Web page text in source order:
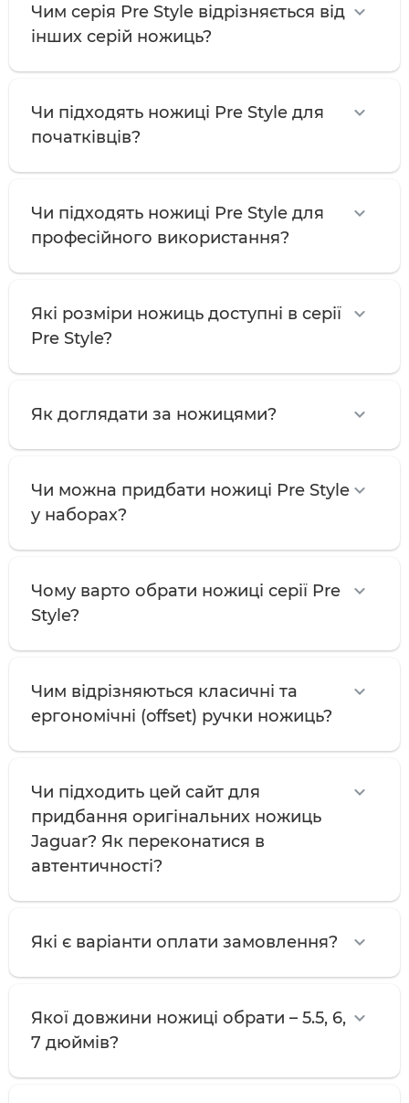
Чим серія Pre Style відрізняється від
інших серій ножиць?
Чи підходять ножиці Pre Style для
початківців?
Чи підходять ножиці Pre Style для
професійного використання?
Які розміри ножиць доступні в серії
Pre Style?
Як доглядати за ножицями?
Чи можна придбати ножиці Pre Style
у наборах?
Чому варто обрати ножиці серії Pre
Style?
Чим відрізняються класичні та
ергономічні (offset) ручки ножиць?
Чи підходить цей сайт для
придбання оригінальних ножиць
Jaguar? Як переконатися в
автентичності?
Які є варіанти оплати замовлення?
Якої довжини ножиці обрати – 5.5, 6,
7 дюймів?